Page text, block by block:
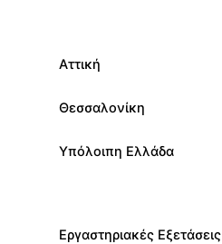
Αττική
Θεσσαλονίκη
Υπόλοιπη Ελλάδα
Εργαστηριακές Εξετάσεις